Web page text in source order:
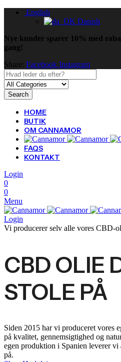
English
Danish
Nye kunder sparer 10% med
gang!
Share: Facebook Instagram
Search
HOME
BUTIK
OM CANNAMOR
FAQS
KONTAKT
Login
0
0
Menu
Login
Vi producerer selv alle vores CBD-
CBD OLIE
STOLE PÅ
Siden 2015 har vi produceret vores
på kvalitet, gennemsigtighed og
egen produktion i Spanien leverer
på.